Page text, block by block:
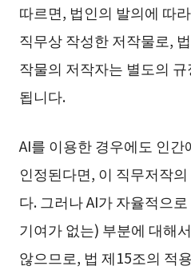
따르면, 법인의 발의에 따
직무상 작성한 저작물로,
작물의 저작자는 별도의
됩니다.
AI를 이용한 경우에도 인
인정된다면, 이 직무저작
다. 그러나 AI가 자율적으
기여가 없는) 부분에 대해
않으므로, 법 제15조의 적